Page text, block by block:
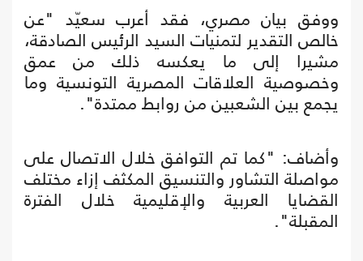
ووفق بيان مصري، فقد أعرب سعيّد "عن
خالص التقدير لتمنيات السيد الرئيس الصادقة،
مشيرا إلى ما يعكسه ذلك من عمق
وخصوصية العلاقات المصرية التونسية وما
يجمع بين الشعبين من روابط ممتدة".
وأضاف: "كما تم التوافق خلال الاتصال على
مواصلة التشاور والتنسيق المكثف إزاء مختلف
القضايا العربية والإقليمية خلال الفترة
المقبلة".